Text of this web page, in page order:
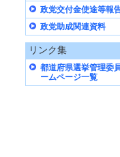
政党交付金使途等報
政党助成関連資料
リンク集
都道府県選挙管理委
ームページ一覧